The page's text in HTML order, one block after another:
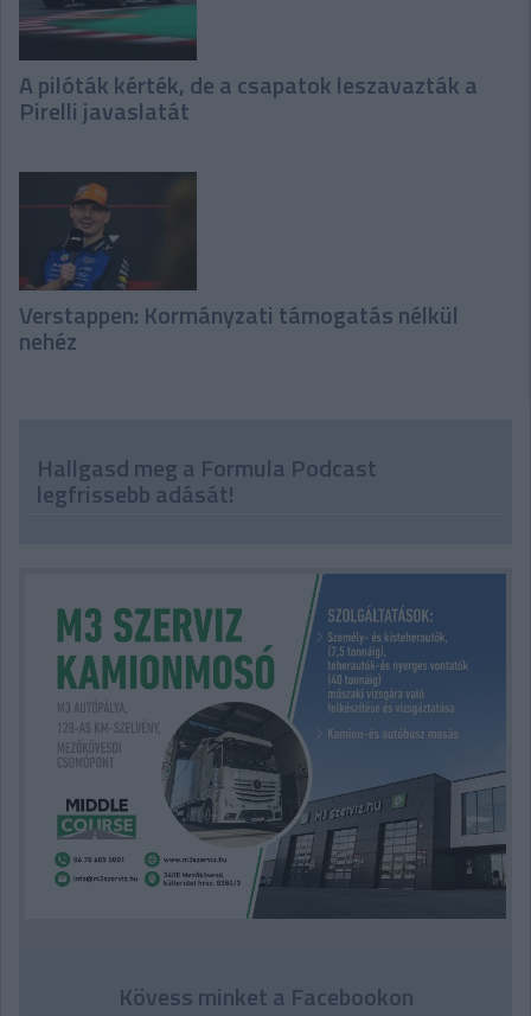
A pilóták kérték, de a csapatok leszavazták a
Pirelli javaslatát
Verstappen: Kormányzati támogatás nélkül
nehéz
Hallgasd meg a Formula Podcast
legfrissebb adását!
Kövess minket a Facebookon